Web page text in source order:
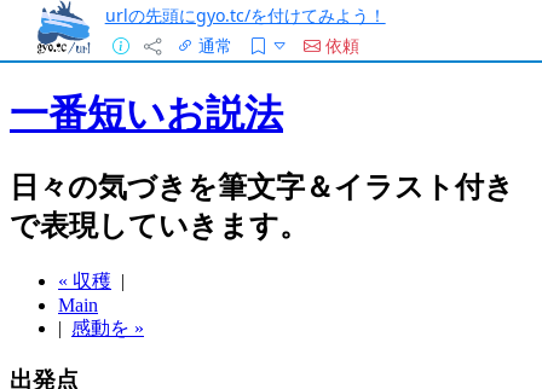
urlの先頭にgyo.tc/を付けてみよう！
通常
依頼